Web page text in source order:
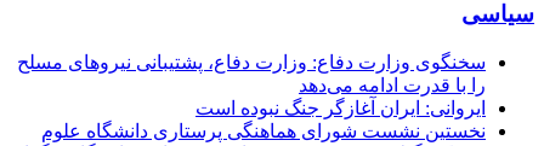
سیاسی
سخنگوی وزارت دفاع: وزارت دفاع، پشتیبانی نیرو‌های مسلح
را با قدرت ادامه می‌دهد
ایروانی: ایران آغازگر جنگ نبوده است
نخستین نشست شورای هماهنگی پرستاری دانشگاه علوم